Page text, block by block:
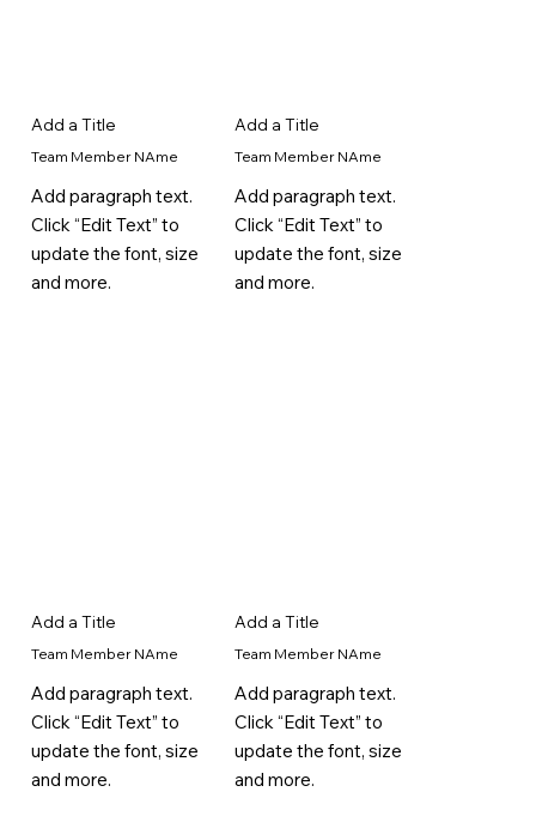
Add a Title
Team Member NAme
Add paragraph text.
Click “Edit Text” to
update the font, size
and more.
Add a Title
Team Member NAme
Add paragraph text.
Click “Edit Text” to
update the font, size
and more.
Add a Title
Team Member NAme
Add paragraph text.
Click “Edit Text” to
update the font, size
and more.
Add a Title
Team Member NAme
Add paragraph text.
Click “Edit Text” to
update the font, size
and more.